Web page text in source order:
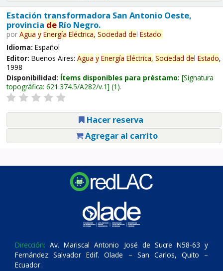
Estación transformadora San Antonio Oeste,
provincia deRío Negro.
por Agua y Energía Eléctrica, Sociedad del Estado.
Idioma: Español
Editor: Buenos Aires: Agua y Energía Eléctrica, Sociedad del Estado,
1998
Disponibilidad: Ítems disponibles para préstamo: Signatura
topográfica: 621.374.5/A282/v.1 (1).
Hacer reserva
Agregar al carrito
Dirección: Av. Mariscal Antonio José de Sucre N58-63 y
Fernández Salvador Edif. Olade – San Carlos, Quito –
Ecuador.